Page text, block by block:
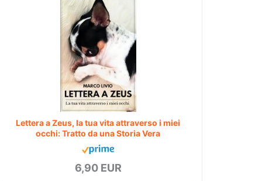
Lettera a Zeus, la tua vita attraverso i miei
occhi: Tratto da una Storia Vera
6,90 EUR